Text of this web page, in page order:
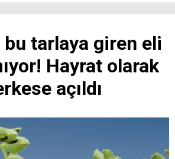
bu tarlaya giren eli
Hayrat olarak
açıldı